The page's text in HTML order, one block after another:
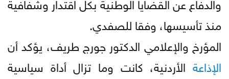
منذ تأسيسها، وفقا للصفدي.
المؤرخ والإعلامي الدكتور جورج طريف، يؤكد أن
الإذاعة الأردنية، كانت وما تزال أداة سياسية